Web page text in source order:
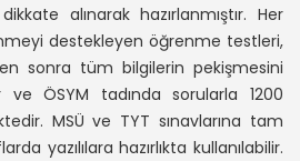
alınarak hazırlanmıştır. Her
destekleyen öğrenme testleri,
sonra tüm bilgilerin pekişmesini
ÖSYM tadında sorularla 1200
MSÜ ve TYT sınavlarına tam
yazılılara hazırlıkta kullanılabilir.